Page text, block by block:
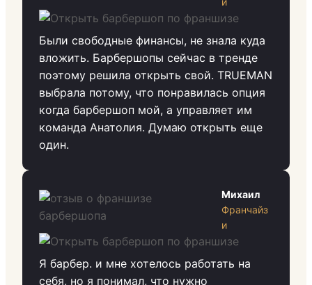
Были свободные финансы, не знала куда
вложить. Барбершопы сейчас в тренде
поэтому решила открыть свой. TRUEMAN
выбрала потому, что понравилась опция
когда барбершоп мой, а управляет им
команда Анатолия. Думаю открыть еще
один.
Михаил
Франчайз
и
Я барбер. и мне хотелось работать на
себя, но я понимал, что нужно